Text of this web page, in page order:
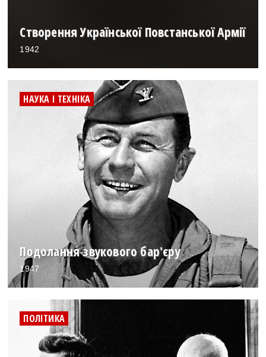
Створення Української Повстанської Армії
1942
НАУКА І ТЕХНІКА
Подолання звукового бар'єру
1947
ПОЛІТИКА